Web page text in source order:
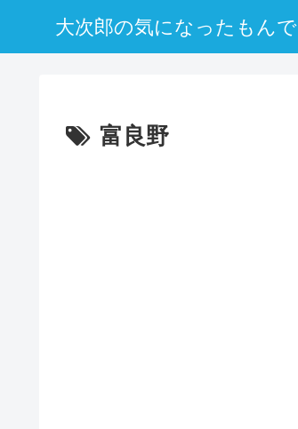
大次郎の気になったもんで
富良野